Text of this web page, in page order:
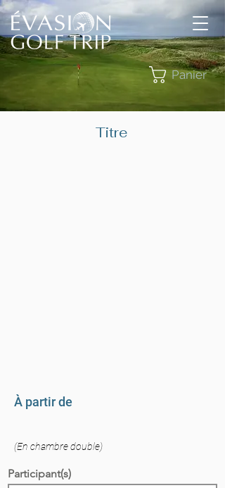
Panier
Titre
À partir de
(En chambre double)
Participant(s)